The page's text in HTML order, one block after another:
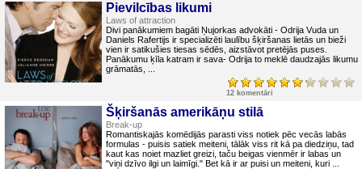
Pievilcības likumi
Laws of attraction
Divi panākumiem bagāti Ņujorkas advokāti - Odrija Vuda un
Daniels Rafertijs ir specializēti laulību šķiršanas lietās un bieži
vien ir satikušies tiesas sēdēs, aizstāvot pretējās puses.
Panākumu ķīla katram ir sava- Odrija to meklē daudzajās likumu
grāmatās, ...
12 komentāri
Šķiršanās amerikāņu stilā
Break-up
Romantiskajās komēdijās parasti viss notiek pēc vecās labās
formulas - puisis satiek meiteni, tālāk viss rit kā pa diedziņu, tad
kaut kas noiet mazliet greizi, taču beigas vienmēr ir labas un
"viņi dzīvo ilgi un laimīgi." Bet kā ir ar puisi un meiteni, kuri ...